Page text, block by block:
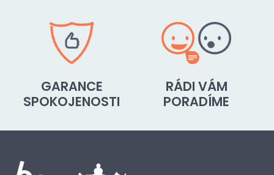
GARANCE
SPOKOJENOSTI
RÁDI VÁM
PORADÍME